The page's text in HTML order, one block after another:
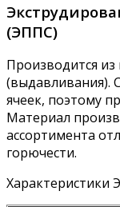
(ЭППС)
Производится
(выдавливания).
ячеек, поэтому
Материал
ассортимента
горючести.
Характеристики